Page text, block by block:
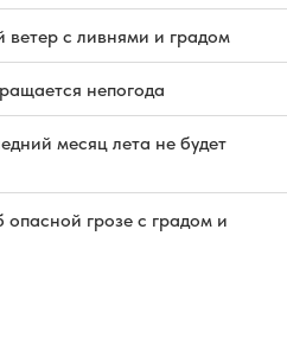
с ливнями и градом
непогода
месяц лета не будет
грозе с градом и